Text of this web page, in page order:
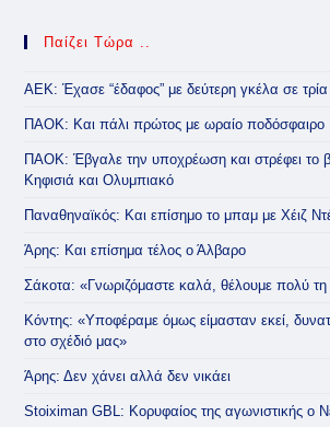
Παίζει Τώρα ..
ΑΕΚ: Έχασε “έδαφος” με δεύτερη γκέλα σε τρία
ΠΑΟΚ: Και πάλι πρώτος με ωραίο ποδόσφαιρο
ΠΑΟΚ: Έβγαλε την υποχρέωση και στρέφει το
Κηφισιά και Ολυμπιακό
Παναθηναϊκός: Και επίσημο το μπαμ με Χέιζ
Άρης: Και επίσημα τέλος ο Άλβαρο
Σάκοτα: «Γνωριζόμαστε καλά, θέλουμε πολύ τη
Κόντης: «Υποφέραμε όμως είμασταν εκεί,
στο σχέδιό μας»
Άρης: Δεν χάνει αλλά δεν νικάει
Stoiximan GBL: Κορυφαίος της αγωνιστικής ο